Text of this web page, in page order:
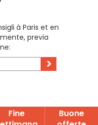
à Paris et en
previa
>
Fine
Buone